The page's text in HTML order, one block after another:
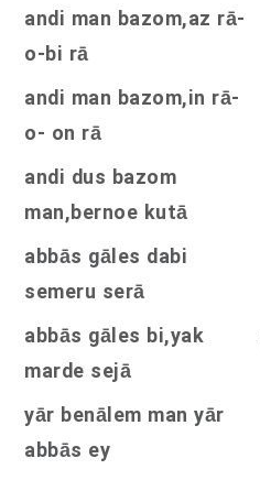
andi man bazom,az rā-
o-bi rā
andi man bazom,in rā-
o- on rā
andi dus bazom
man,bernoe kutā
abbās gāles dabi
semeru serā
abbās gāles bi,yak
marde sejā
yār benālem man yār
abbās ey